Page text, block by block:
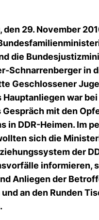
den 29. November
die
Schnarrenberger in
Geschlossener
Hauptanliegen war
Gespräch mit den
in DDR-Heimen. Im
sich die
der
informieren,
Anliegen der
an den Runden